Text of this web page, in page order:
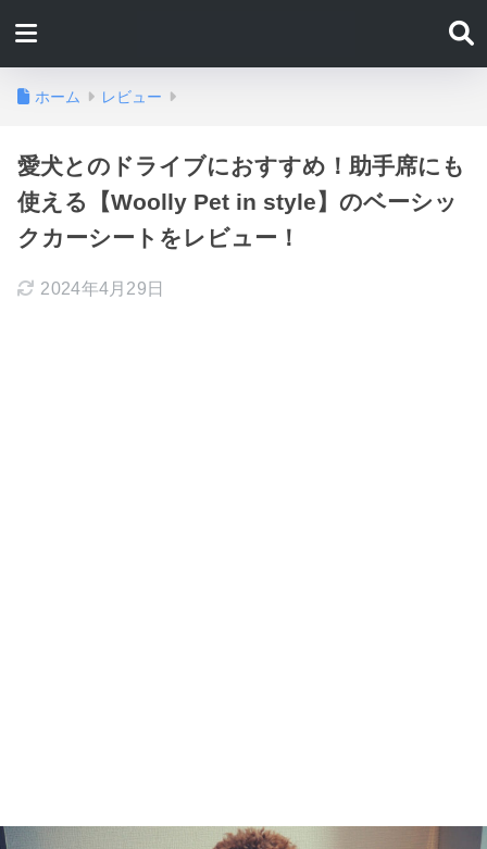
ホーム レビュー
愛犬とのドライブにおすすめ！助手席にも
使える【Woolly Pet in style】のベーシッ
クカーシートをレビュー！
2024年4月29日